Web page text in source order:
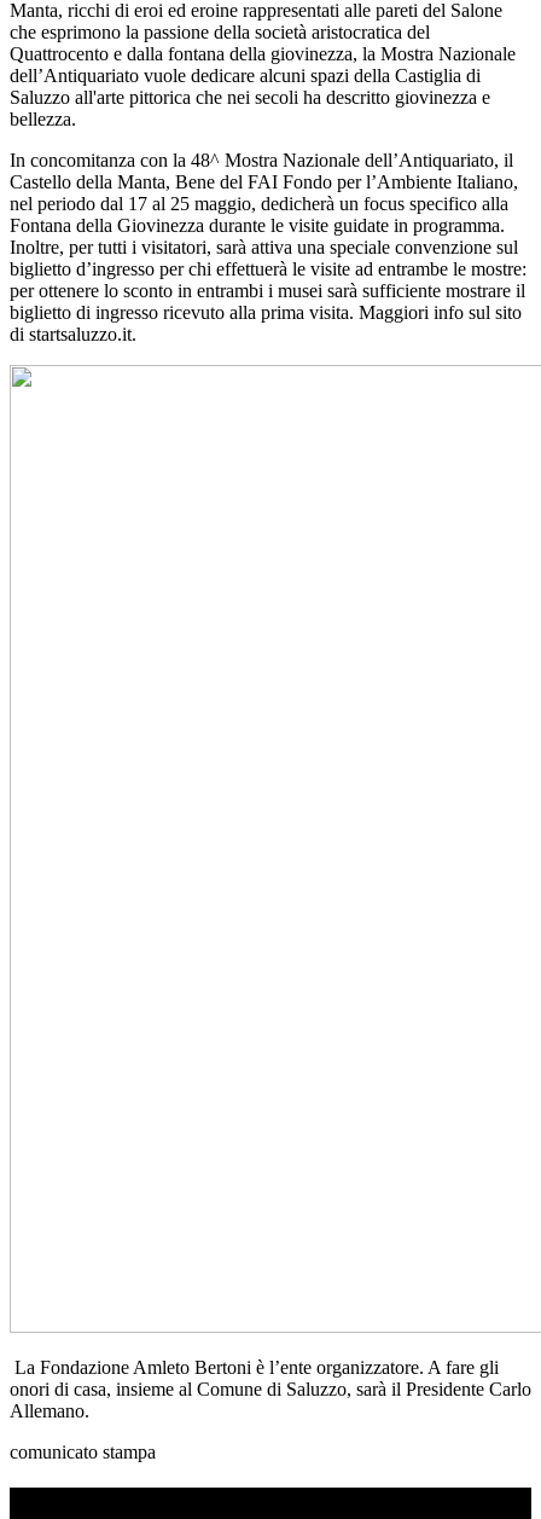
Manta, ricchi di eroi ed eroine rappresentati alle pareti del Salone
che esprimono la passione della società aristocratica del
Quattrocento e dalla fontana della giovinezza, la Mostra Nazionale
dell’Antiquariato vuole dedicare alcuni spazi della Castiglia di
Saluzzo all'arte pittorica che nei secoli ha descritto giovinezza e
bellezza.
In concomitanza con la 48^ Mostra Nazionale dell’Antiquariato, il
Castello della Manta, Bene del FAI Fondo per l’Ambiente Italiano,
nel periodo dal 17 al 25 maggio, dedicherà un focus specifico alla
Fontana della Giovinezza durante le visite guidate in programma.
Inoltre, per tutti i visitatori, sarà attiva una speciale convenzione sul
biglietto d’ingresso per chi effettuerà le visite ad entrambe le mostre:
per ottenere lo sconto in entrambi i musei sarà sufficiente mostrare il
biglietto di ingresso ricevuto alla prima visita. Maggiori info sul sito
di startsaluzzo.it.
La Fondazione Amleto Bertoni è l’ente organizzatore. A fare gli
onori di casa, insieme al Comune di Saluzzo, sarà il Presidente Carlo
Allemano.
comunicato stampa